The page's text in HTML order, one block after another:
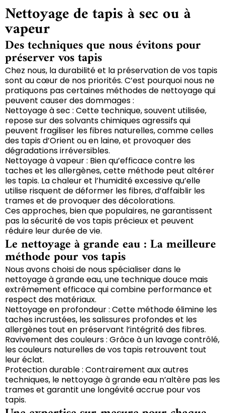
Nettoyage de tapis à sec ou à
vapeur
Des techniques que nous évitons pour
préserver vos tapis
Chez nous, la durabilité et la préservation de vos tapis
sont au cœur de nos priorités. C’est pourquoi nous ne
pratiquons pas certaines méthodes de nettoyage qui
peuvent causer des dommages :
Nettoyage à sec : Cette technique, souvent utilisée,
repose sur des solvants chimiques agressifs qui
peuvent fragiliser les fibres naturelles, comme celles
des tapis d’Orient ou en laine, et provoquer des
dégradations irréversibles.
Nettoyage à vapeur : Bien qu’efficace contre les
taches et les allergènes, cette méthode peut altérer
les tapis. La chaleur et l’humidité excessive qu’elle
utilise risquent de déformer les fibres, d’affaiblir les
trames et de provoquer des décolorations.
Ces approches, bien que populaires, ne garantissent
pas la sécurité de vos tapis précieux et peuvent
réduire leur durée de vie.
Le nettoyage à grande eau : La meilleure
méthode pour vos tapis
Nous avons choisi de nous spécialiser dans le
nettoyage à grande eau, une technique douce mais
extrêmement efficace qui combine performance et
respect des matériaux.
Nettoyage en profondeur : Cette méthode élimine les
taches incrustées, les salissures profondes et les
allergènes tout en préservant l’intégrité des fibres.
Ravivement des couleurs : Grâce à un lavage contrôlé,
les couleurs naturelles de vos tapis retrouvent tout
leur éclat.
Protection durable : Contrairement aux autres
techniques, le nettoyage à grande eau n’altère pas les
trames et garantit une longévité accrue pour vos
tapis.